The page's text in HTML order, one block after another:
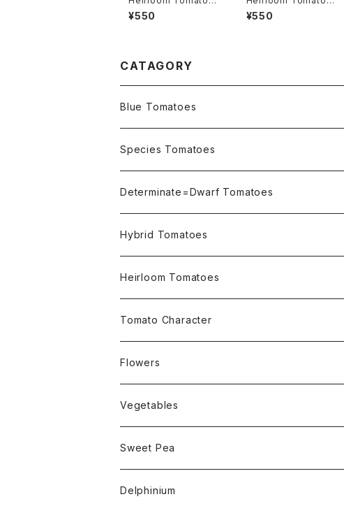
Diadem エアルーム・ト
マト・ダイアデム
¥550
Bond's Early Minne
sota エアルーム・トマ
¥550
CATAGORY
Blue Tomatoes
OSU INDIGO Series
Not OSU Blue Tomatoes
Species Tomatoes
Determinate=Dwarf Tomatoes
Micro Determinate 10cm~30cm
Small Determinate 30cm~50cm
Medium Determinate 50~100cm
Large Determinate 100~150cm
Semi Indeterminate ~150cm
Hybrid Tomatoes
Heirloom Tomatoes
Amber Heirloom Tomatoes
Bi-Color Heirloom Tomatoes
Black Heirloom Tomatoes
Colorful Heirloom Tomatoes
Crimson Heirloom Tomatoes
Tomato Character
Culinary Uses
For Canning
For Dry
Disease Resistance
Alternaria Blight
Alternaria Stem Canker
Disorders Resitance
Cold 耐寒性
Flesh or Inside
Flowers
Nasturtium・ナスターチウム
Vegetables
Amaranthus・アマランサス
Artichoke・アーチチョーク
Sweet Pea
Dwarf・ドワーフ
Delphinium